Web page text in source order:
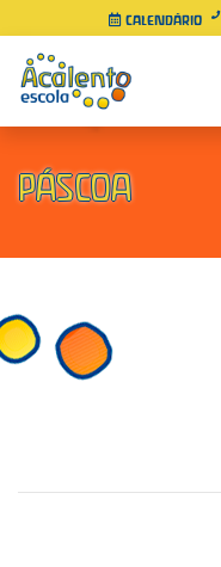
CALENDÁRIO
PÁSCOA